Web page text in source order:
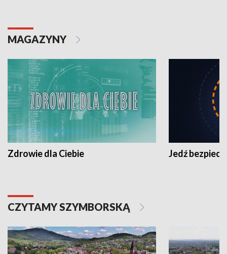
MAGAZYNY
Zdrowie dla Ciebie Jedź
CZYTAMY SZYMBORSKĄ